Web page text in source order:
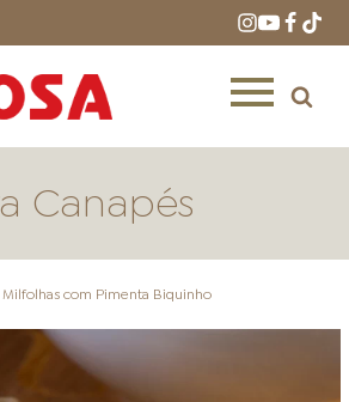
Canapés
com Pimenta Biquinho